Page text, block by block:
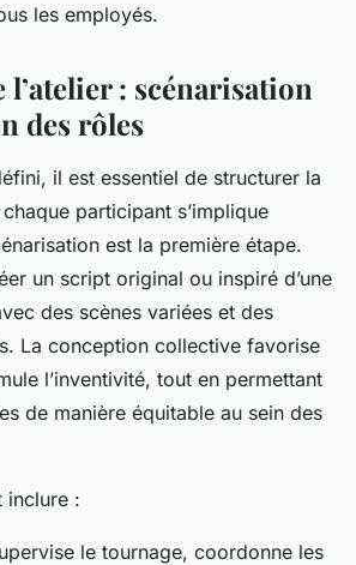
les employés.
: scénarisation
des rôles
il est essentiel de structurer la
participant s’implique
est la première étape.
un script original ou inspiré d’une
des scènes variées et des
La conception collective favorise
l’inventivité, tout en permettant
de manière équitable au sein des
inclure :
le tournage, coordonne les